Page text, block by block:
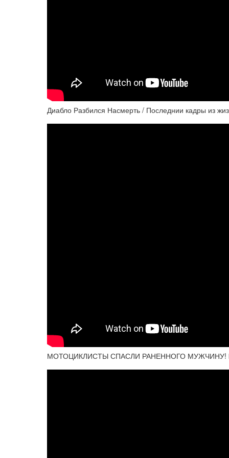
Диабло Разбился Насмерть / Последнии кадры из
МОТОЦИКЛИСТЫ СПАСЛИ РАНЕННОГО МУЖЧИНУ!